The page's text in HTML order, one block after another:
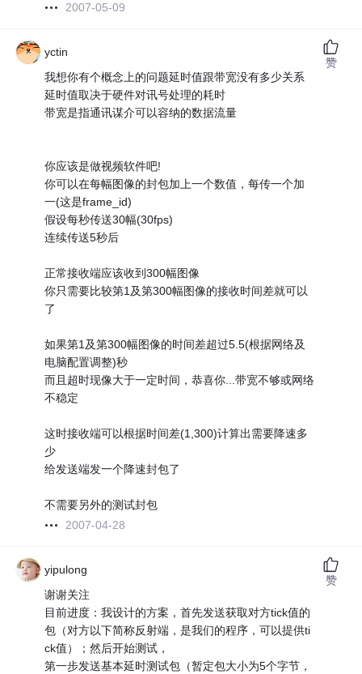
2007-05-09
yctin
我想你有个概念上的问题延时值跟带宽没有多少关系
延时值取决于硬件对讯号处理的耗时
带宽是指通讯谋介可以容纳的数据流量
你应该是做视频软件吧!
你可以在每幅图像的封包加上一个数值，每传一个加
一(这是frame_id)
假设每秒传送30幅(30fps)
连续传送5秒后
正常接收端应该收到300幅图像
你只需要比较第1及第300幅图像的接收时间差就可以
了
如果第1及第300幅图像的时间差超过5.5(根据网络及
电脑配置调整)秒
而且超时现像大于一定时间，恭喜你...带宽不够或网络
不稳定
这时接收端可以根据时间差(1,300)计算出需要降速多
少
给发送端发一个降速封包了
不需要另外的测试封包
2007-04-28
赞
yipulong
谢谢关注
目前进度：我设计的方案，首先发送获取对方tick值的
包（对方以下简称反射端，是我们的程序，可以提供ti
ck值）；然后开始测试，
第一步发送基本延时测试包（暂定包大小为5个字节，
赞